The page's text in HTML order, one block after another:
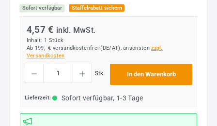
Sofort verfügbar Staffelrabatt sichern
4,57 € inkl. MwSt.
Inhalt: 1 Stück
Ab 199,- € versandkostenfrei (DE/AT), ansonstenzzgl.
Versandkosten
Produkt Anzahl: Gib den gewünschten Wert ein oder benutze die Schaltflächen um
Stk In den Warenkorb
Lieferzeit: Sofort verfügbar, 1-3 Tage